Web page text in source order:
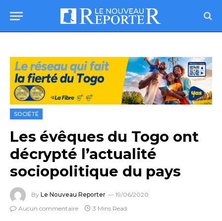
SOCIÉTÉ
Les évêques du Togo ont
décrypté l’actualité
sociopolitique du pays
By Le Nouveau Reporter
19/06/2020
Aucun commentaire
3 Mins Read